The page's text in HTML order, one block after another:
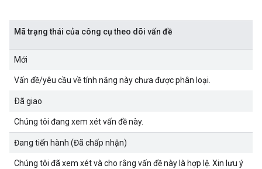
Mã trạng thái của công cụ theo dõi vấn đề
Mới
Vấn đề/yêu cầu về tính năng này chưa được phân loại.
Ðã giao
Chúng tôi đang xem xét vấn đề này.
Đang tiến hành (Đã chấp nhận)
Chúng tôi đã xem xét và cho rằng vấn đề này là hợp lệ. Xin lưu ý